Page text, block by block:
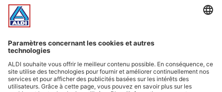
Offres
Infos essentielles
Suivez ALDI Belgique